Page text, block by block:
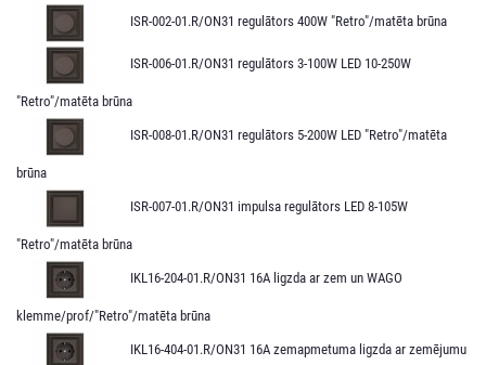
ISR-002-01.R/ON31 regulātors 400W "Retro"/matēta brūna
ISR-006-01.R/ON31 regulātors 3-100W LED 10-250W
"Retro"/matēta brūna
ISR-008-01.R/ON31 regulātors 5-200W LED "Retro"/matēta
brūna
ISR-007-01.R/ON31 impulsa regulātors LED 8-105W
"Retro"/matēta brūna
IKL16-204-01.R/ON31 16A ligzda ar zem un WAGO
klemme/prof/"Retro"/matēta brūna
IKL16-404-01.R/ON31 16A zemapmetuma ligzda ar zemējumu